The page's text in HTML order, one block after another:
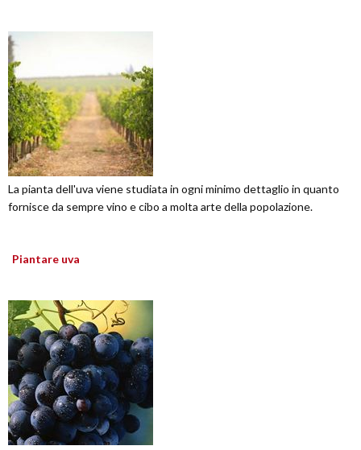
La pianta dell'uva viene studiata in ogni minimo dettaglio in quanto
fornisce da sempre vino e cibo a molta arte della popolazione.
Piantare uva